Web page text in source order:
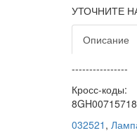
УТОЧНИТЕ
Описание
----------------
Кросс-коды:
032521 ,